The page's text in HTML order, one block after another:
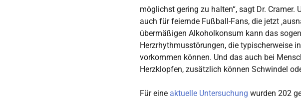
möglichst gering zu halten“, sagt Dr.
auch für feiernde Fußball-Fans, die jetzt
übermäßigen Alkoholkonsum kann das
Herzrhythmusstörungen, die typischerweise
vorkommen können. Und das auch bei
Herzklopfen, zusätzlich können Schwindel
Für eine aktuelle Untersuchung wurden 202